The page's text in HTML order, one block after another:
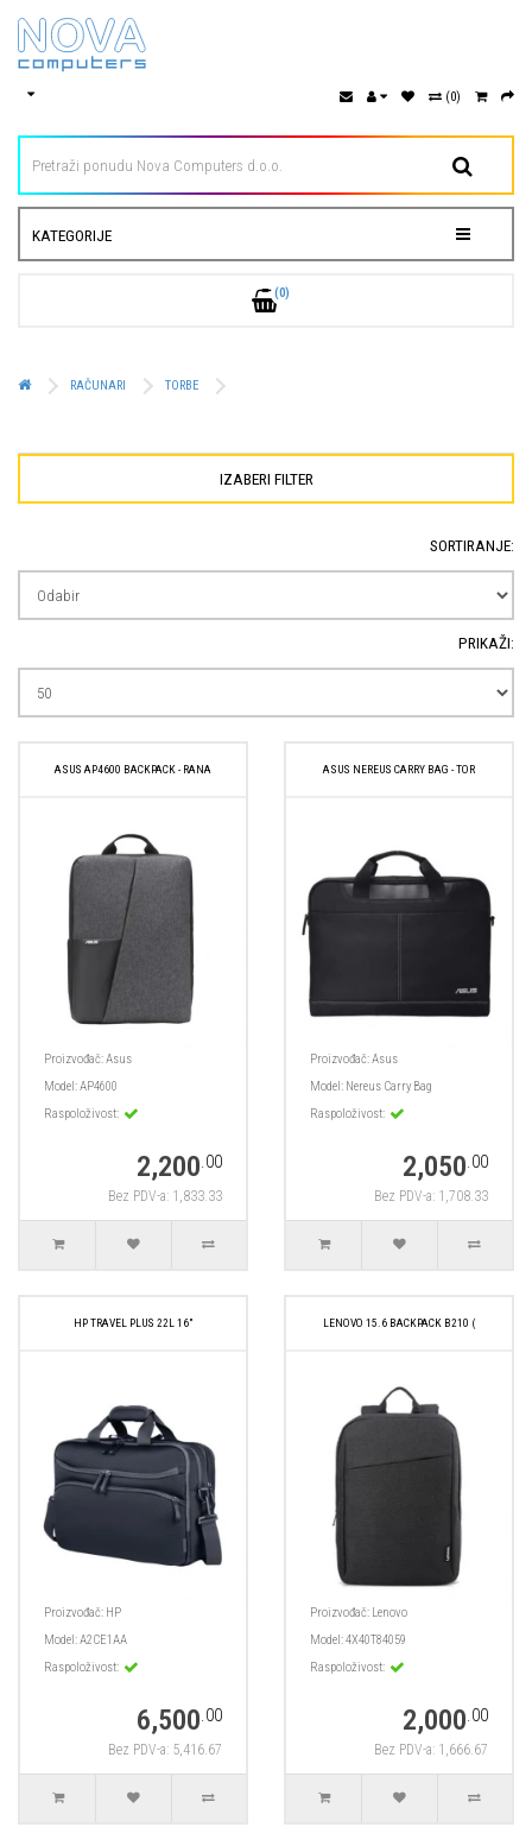
(0)
KATEGORIJE
(0)
RAČUNARI TORBE
IZABERI FILTER
SORTIRANJE:
PRIKAŽI:
ASUS AP4600 BACKPACK - RANA
Proizvođač:Asus
Model:AP4600
Raspoloživost:
2,200.00
Bez PDV-a: 1,833.33
ASUS NEREUS CARRY BAG - TOR
Proizvođač:Asus
Model: Nereus Carry Bag
Raspoloživost:
2,050.00
Bez PDV-a: 1,708.33
HP TRAVEL PLUS 22L 16"
Proizvođač: HP
Model:A2CE1AA
Raspoloživost:
6,500.00
Bez PDV-a: 5,416.67
LENOVO 15.6 BACKPACK B210 (
Proizvođač: Lenovo
Model:4X40T84059
Raspoloživost:
2,000.00
Bez PDV-a: 1,666.67